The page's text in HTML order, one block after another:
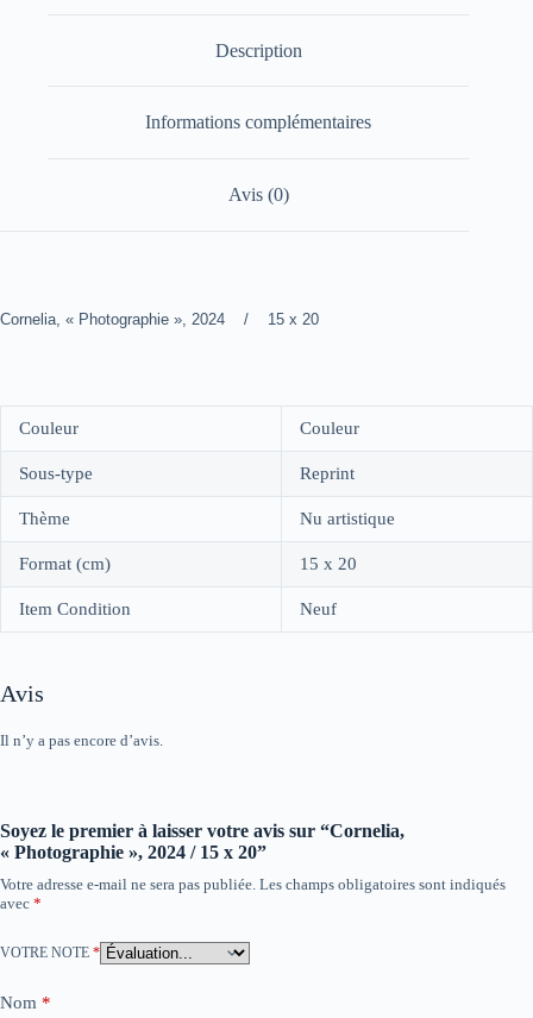
Description
Informations complémentaires
Avis (0)
Cornelia, « Photographie », 2024 / 15 x 20
Couleur Couleur
Sous-type Reprint
Thème Nu artistique
Format (cm) 15 x 20
Item Condition Neuf
Avis
Il n’y a pas encore d’avis.
Soyez le premier à laisser votre avis sur “Cornelia,
« Photographie », 2024 / 15 x 20”
Votre adresse e-mail ne sera pas publiée. Les champs obligatoires sont indiqués
avec *
VOTRE NOTE *
Nom *